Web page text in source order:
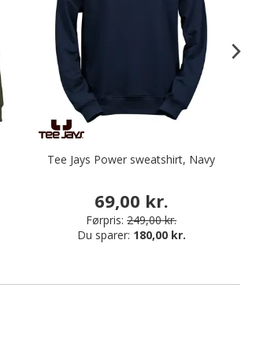
Tee Jays Power sweatshirt, Navy
69,00 kr.
Førpris: 249,00 kr.
Du sparer: 180,00 kr.